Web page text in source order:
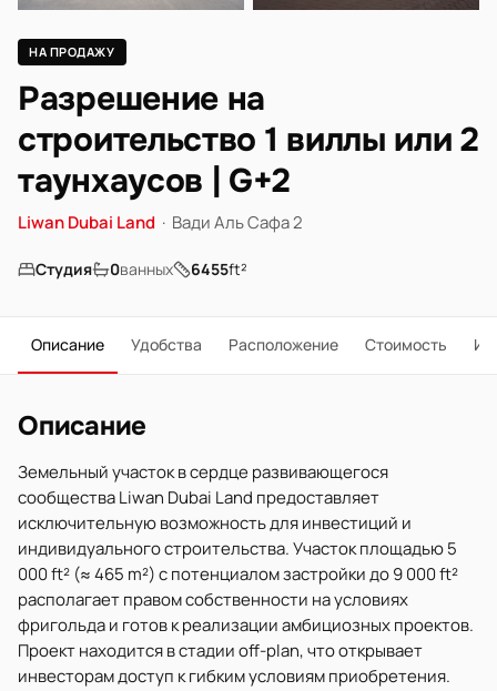
НА ПРОДАЖУ
Разрешение на
строительство 1 виллы или 2
таунхаусов | G+2
Liwan Dubai Land · Вади Аль Сафа 2
Студия 0ванных 6455ft²
Описание Удобства Расположение Стоимость
Описание
Земельный участок в сердце развивающегося
сообщества Liwan Dubai Land предоставляет
исключительную возможность для инвестиций и
индивидуального строительства. Участок площадью 5
000 ft² (≈ 465 m²) с потенциалом застройки до 9 000 ft²
располагает правом собственности на условиях
фригольда и готов к реализации амбициозных проектов.
Проект находится в стадии off-plan, что открывает
инвесторам доступ к гибким условиям приобретения.